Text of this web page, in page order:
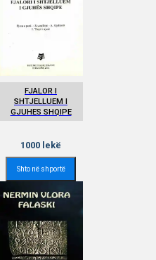
FJALOR I
SHTJELLUEM I
GJUHES SHQIPE
1000 lekë
Shto në shportë